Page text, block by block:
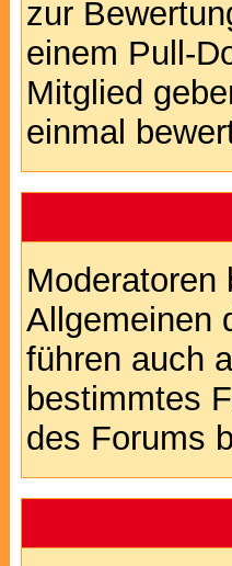
zur
einem Pull-
Mitglied
einmal
Moderatoren
Allgemeinen
führen auch
bestimmtes
des Forums